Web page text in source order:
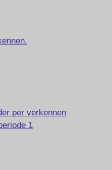
per verkennen
1